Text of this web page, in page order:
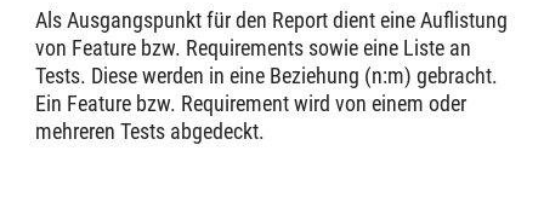
Als Ausgangspunkt für den Report dient eine Auflistung
von Feature bzw. Requirements sowie eine Liste an
Tests. Diese werden in eine Beziehung (n:m) gebracht.
Ein Feature bzw. Requirement wird von einem oder
mehreren Tests abgedeckt.